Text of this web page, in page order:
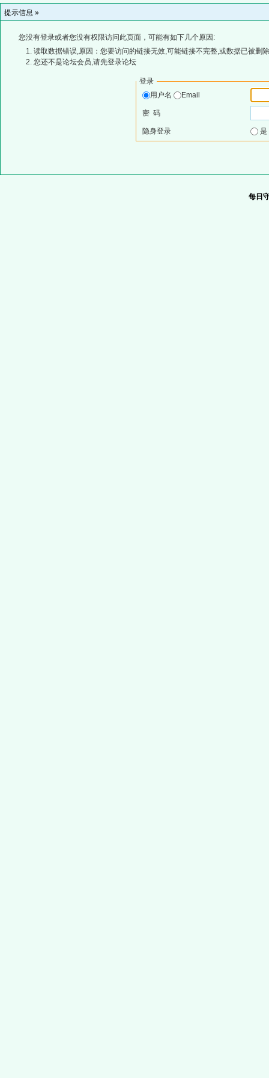
提示信息 »
您没有登录或者您没有权限访问此页面，可能有如下几个原因:
读取数据错误,原因：您要访问的链接无效,可能链接不完整,或数据已被删
您还不是论坛会员,请先登录论坛
登录
用户名
Email
密 码
隐身登录
每日